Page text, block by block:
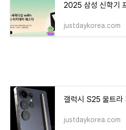
justdaykorea.com
justdaykorea.com